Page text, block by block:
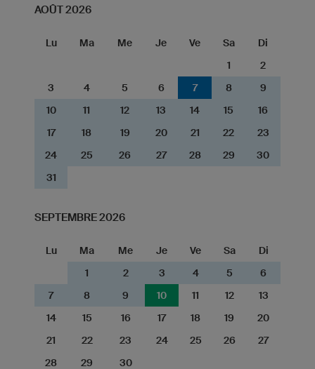
AOÛT 2026
Lu Ma Me Je Ve Sa
Di
1
2
3
4 5 6 7 8
9
10
11 12 13 14 15
16
17
18 19 20 21 22
23
24
25 26 27 28 29
30
31
SEPTEMBRE 2026
Lu Ma Me Je Ve Sa
Di
1
2 3 4 5
6
7
8 9 10 11 12
13
14
15 16 17 18 19
20
21
22 23 24 25 26
27
28
29 30